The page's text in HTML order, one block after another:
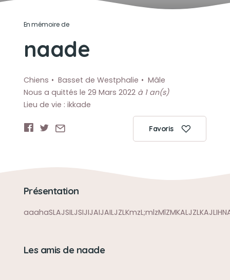
En mémoire de
naade
Chiens Basset de Westphalie
Mâle
Nous a quittés le 29 Mars 2022 à 1 an(s)
Lieu de vie : ikkade
Favoris
Présentation
Les amis de naade